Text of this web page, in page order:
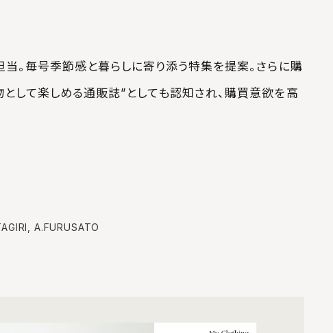
。毎号季節感と暮らしに寄り添う特集を提案。さらに購
して楽しめる通販誌”としても認知され、購買意欲を高
A.FURUSATO